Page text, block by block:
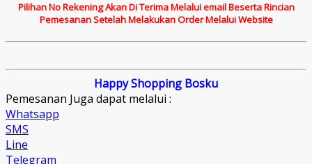
Pilihan No Rekening Akan Di Terima Melalui email Beserta Rincian
Pemesanan Setelah Melakukan Order Melalui Website
Happy Shopping Bosku
Pemesanan Juga dapat melalui :
Whatsapp
SMS
Line
Telegram